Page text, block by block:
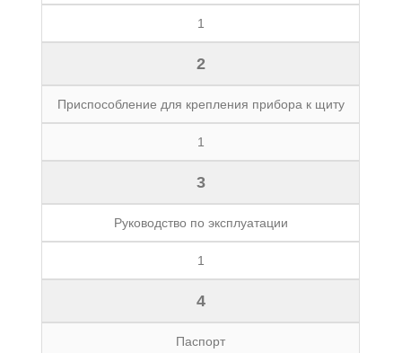
1
2
Приспособление для крепления прибора к щиту
1
3
Руководство по эксплуатации
1
4
Паспорт